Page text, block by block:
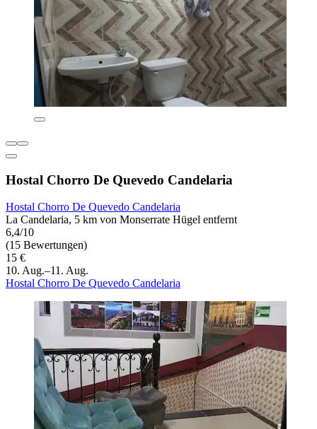
Hostal Chorro De Quevedo Candelaria
Hostal Chorro De Quevedo Candelaria
La Candelaria, 5 km von Monserrate Hügel entfernt
6,4/10
(15 Bewertungen)
15 €
10. Aug.–11. Aug.
Hostal Chorro De Quevedo Candelaria